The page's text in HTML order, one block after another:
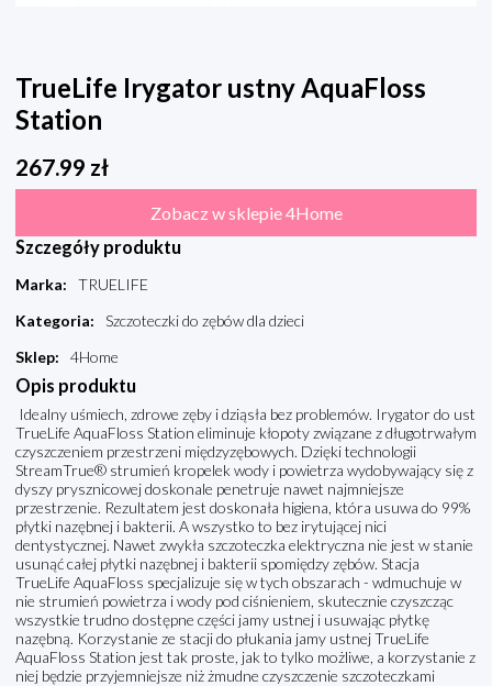
TrueLife Irygator ustny AquaFloss
Station
267.99 zł
Zobacz w sklepie 4Home
Szczegóły produktu
Marka:
TRUELIFE
Kategoria:
Szczoteczki do zębów dla dzieci
Sklep: 4Home
Opis produktu
Idealny uśmiech, zdrowe zęby i dziąsła bez problemów. Irygator do ust
TrueLife AquaFloss Station eliminuje kłopoty związane z długotrwałym
czyszczeniem przestrzeni międzyzębowych. Dzięki technologii
StreamTrue® strumień kropelek wody i powietrza wydobywający się z
dyszy prysznicowej doskonale penetruje nawet najmniejsze
przestrzenie. Rezultatem jest doskonała higiena, która usuwa do 99%
płytki nazębnej i bakterii. A wszystko to bez irytującej nici
dentystycznej. Nawet zwykła szczoteczka elektryczna nie jest w stanie
usunąć całej płytki nazębnej i bakterii spomiędzy zębów. Stacja
TrueLife AquaFloss specjalizuje się w tych obszarach - wdmuchuje w
nie strumień powietrza i wody pod ciśnieniem, skutecznie czyszcząc
wszystkie trudno dostępne części jamy ustnej i usuwając płytkę
nazębną. Korzystanie ze stacji do płukania jamy ustnej TrueLife
AquaFloss Station jest tak proste, jak to tylko możliwe, a korzystanie z
niej będzie przyjemniejsze niż żmudne czyszczenie szczoteczkami